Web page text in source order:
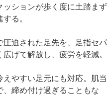
ションが歩く度に土踏まず
る。
圧迫された足先を、足指セパ
げて解放し、疲労を軽減。
やすい足元にも対応。肌当
締め付け過ぎることもな